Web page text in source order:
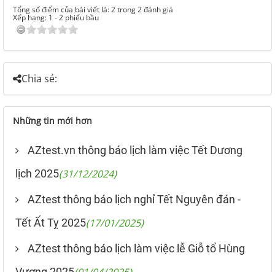
Tổng số điểm của bài viết là: 2 trong 2 đánh giá
Xếp hạng: 1 -2 phiếu bầu
Chia sẻ:
Những tin mới hơn
AZtest.vn thông báo lịch làm việc Tết Dương
lịch 2025(31/12/2024)
AZtest thông báo lịch nghỉ Tết Nguyên đán -
Tết Ất Tỵ 2025(17/01/2025)
AZtest thông báo lịch làm việc lễ Giỗ tổ Hùng